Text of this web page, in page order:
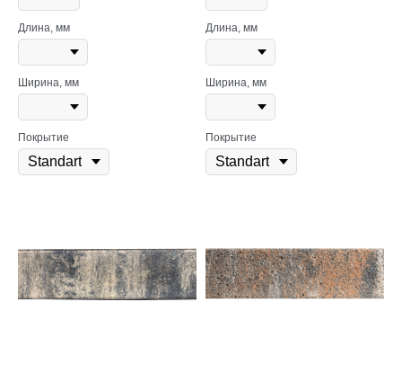
Длина, мм
Ширина, мм
Покрытие
Длина, мм
Ширина, мм
Покрытие